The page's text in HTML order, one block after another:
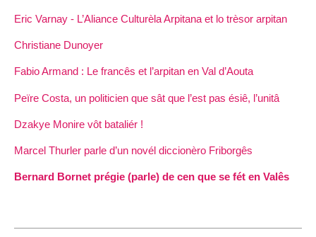
Eric Varnay - L’Aliance Culturèla Arpitana et lo trèsor arpitan
Christiane Dunoyer
Fabio Armand : Le francês et l’arpitan en Val d’Aouta
Peïre Costa, un politicien que sât que l’est pas ésiê, l’unitâ
Dzakye Monire vôt bataliér !
Marcel Thurler parle d’un novél diccionèro Friborgês
Bernard Bornet prégie (parle) de cen que se fét en Valês